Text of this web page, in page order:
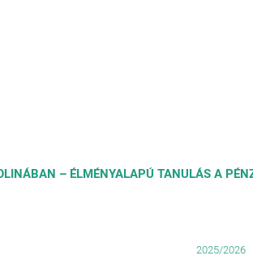
– ÉLMÉNYALAPÚ TANULÁS A
2025/2026